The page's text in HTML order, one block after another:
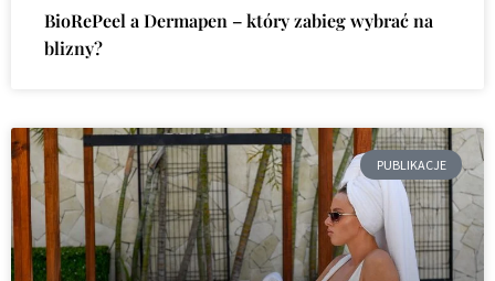
BioRePeel a Dermapen – który zabieg wybrać na
blizny?
PUBLIKACJE